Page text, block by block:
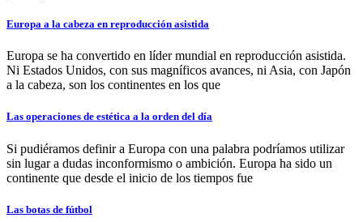
Europa a la cabeza en reproducción asistida
Europa se ha convertido en líder mundial en reproducción asistida.
Ni Estados Unidos, con sus magníficos avances, ni Asia, con Japón
a la cabeza, son los continentes en los que
Las operaciones de estética a la orden del día
Si pudiéramos definir a Europa con una palabra podríamos utilizar
sin lugar a dudas inconformismo o ambición. Europa ha sido un
continente que desde el inicio de los tiempos fue
Las botas de fútbol